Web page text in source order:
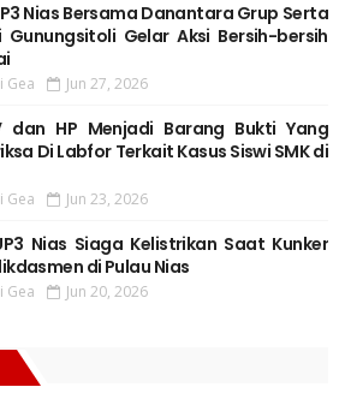
Nias Bersama Danantara Grup Serta
Gunungsitoli Gelar Aksi Bersih-bersih
Gea Jun 27, 2026
dan HP Menjadi Barang Bukti Yang
Di Labfor Terkait Kasus Siswi SMK di
Gea Jun 23, 2026
Nias Siaga Kelistrikan Saat Kunker
di Pulau Nias
Gea Jun 20, 2026